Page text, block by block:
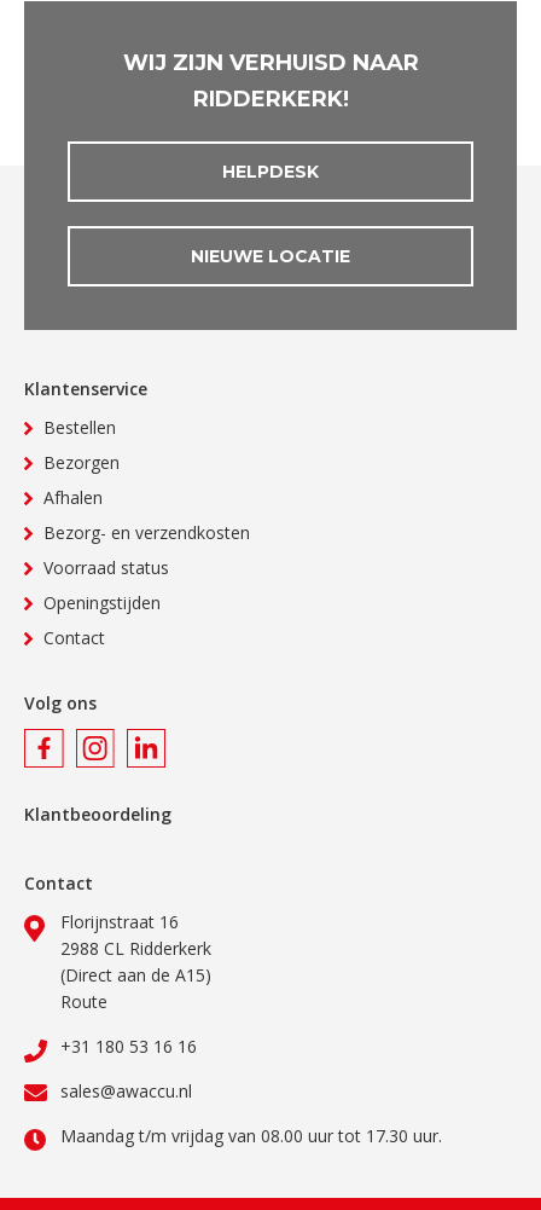
WIJ ZIJN VERHUISD NAAR
RIDDERKERK!
HELPDESK
NIEUWE LOCATIE
Klantenservice
Bestellen
Bezorgen
Afhalen
Bezorg- en verzendkosten
Voorraad status
Openingstijden
Contact
Volg ons
Klantbeoordeling
Contact
Florijnstraat 16
2988 CL Ridderkerk
(Direct aan de A15)
Route
+31 180 53 16 16
sales@awaccu.nl
Maandag t/m vrijdag van 08.00 uur tot 17.30 uur.